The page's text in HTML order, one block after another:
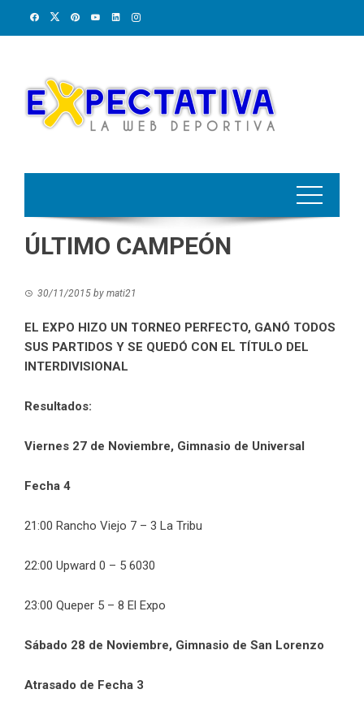
ÚLTIMO CAMPEÓN
30/11/2015 by mati21
EL EXPO HIZO UN TORNEO PERFECTO, GANÓ TODOS
SUS PARTIDOS Y SE QUEDÓ CON EL TÍTULO DEL
INTERDIVISIONAL
Resultados:
Viernes 27 de Noviembre, Gimnasio de Universal
Fecha 4
21:00 Rancho Viejo 7 – 3 La Tribu
22:00 Upward 0 – 5 6030
23:00 Queper 5 – 8 El Expo
Sábado 28 de Noviembre, Gimnasio de San Lorenzo
Atrasado de Fecha 3